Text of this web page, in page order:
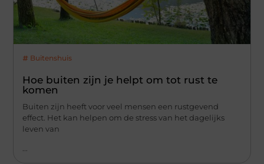
Buitenshuis
Hoe buiten zijn je helpt om tot rust te
komen
Buiten zijn heeft voor veel mensen een rustgevend
effect. Het kan helpen om de stress van het dagelijks
leven van
...